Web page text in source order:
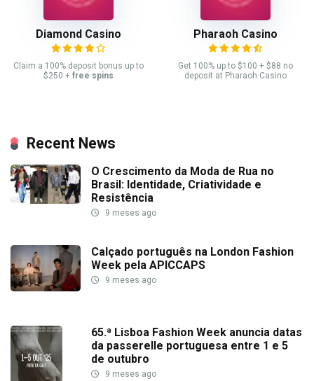
Diamond Casino
Claim a 100% deposit bonus up to
$250 + free spins
Pharaoh Casino
Get 100% up to $100 + $88 no
deposit at Pharaoh Casino
Recent News
O Crescimento da Moda de Rua no
Brasil: Identidade, Criatividade e
Resistência
9 meses ago
Calçado português na London Fashion
Week pela APICCAPS
9 meses ago
65.ª Lisboa Fashion Week anuncia datas
da passerelle portuguesa entre 1 e 5
de outubro
9 meses ago